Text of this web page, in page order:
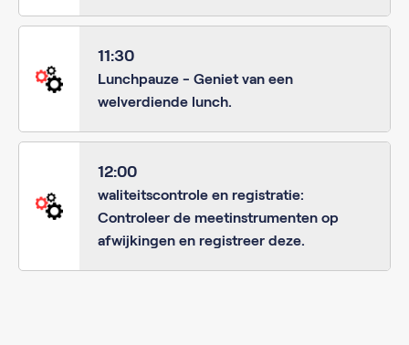
11:30
Lunchpauze - Geniet van een
welverdiende lunch.
12:00
waliteitscontrole en registratie:
Controleer de meetinstrumenten op
afwijkingen en registreer deze.